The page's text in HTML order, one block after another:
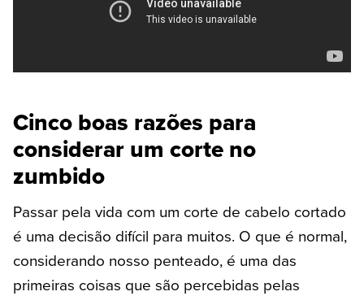
Cinco boas razões para
considerar um corte no
zumbido
Passar pela vida com um corte de cabelo cortado
é uma decisão difícil para muitos. O que é normal,
considerando nosso penteado, é uma das
primeiras coisas que são percebidas pelas